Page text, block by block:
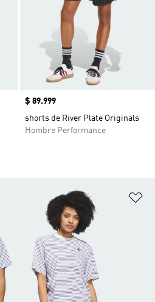
Precio
$ 89.999
shorts de River Plate Originals
Hombre Performance